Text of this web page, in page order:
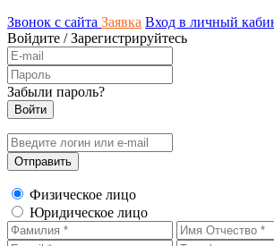
Звонок с сайта Заявка Вход в личный
Войдите /Зарегистрируйтесь
Забыли пароль?
Физическое лицо
Юридическое лицо